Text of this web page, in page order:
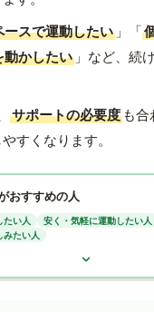
ースで運動したい 」「
動かしたい 」など、続
サポートの必要度 も
すくなります。
おすすめの人
たい人
安く・気軽に運動したい人
みたい人